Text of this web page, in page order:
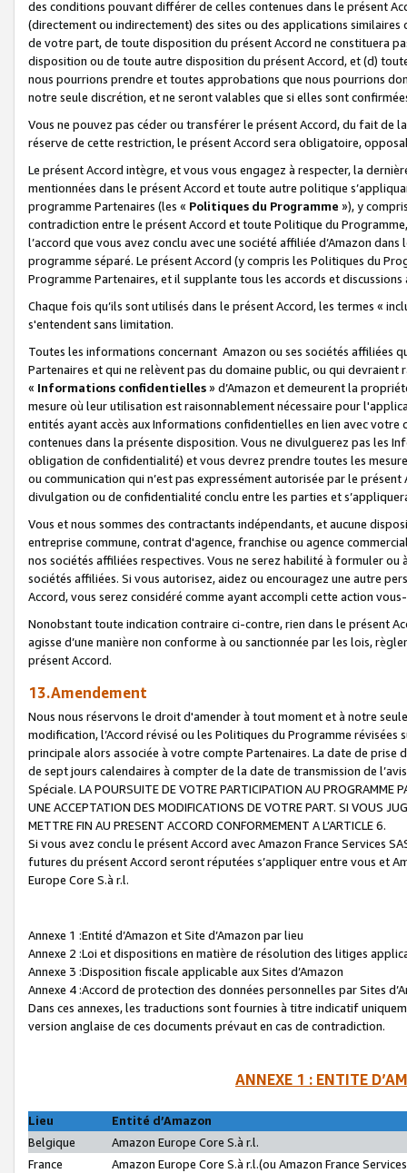
des conditions pouvant différer de celles contenues dans le présent
(directement ou indirectement) des sites ou des applications
de votre part, de toute disposition du présent Accord ne constituera
disposition ou de toute autre disposition du présent Accord, et (d)
nous pourrions prendre et toutes approbations que nous pourrions
notre seule discrétion, et ne seront valables que si elles sont
Vous ne pouvez pas céder ou transférer le présent Accord, du fait de
réserve de cette restriction, le présent Accord sera obligatoire,
Le présent Accord intègre, et vous vous engagez à respecter, la
mentionnées dans le présent Accord et toute autre politique
programme Partenaires (les « Politiques du Programme »), y
contradiction entre le présent Accord et toute Politique du
l’accord que vous avez conclu avec une société affiliée d’Amazon
programme séparé. Le présent Accord (y compris les Politiques du
Programme Partenaires, et il supplante tous les accords et discussions
Chaque fois qu’ils sont utilisés dans le présent Accord, les termes «
s'entendent sans limitation.
Toutes les informations concernant Amazon ou ses sociétés affiliées
Partenaires et qui ne relèvent pas du domaine public, ou qui
« Informations confidentielles» d’Amazon et demeurent la
mesure où leur utilisation est raisonnablement nécessaire pour
entités ayant accès aux Informations confidentielles en lien avec
contenues dans la présente disposition. Vous ne divulguerez pas les
obligation de confidentialité) et vous devrez prendre toutes les
ou communication qui n’est pas expressément autorisée par le
divulgation ou de confidentialité conclu entre les parties et
Vous et nous sommes des contractants indépendants, et aucune
entreprise commune, contrat d'agence, franchise ou agence
nos sociétés affiliées respectives. Vous ne serez habilité à formuler
sociétés affiliées. Si vous autorisez, aidez ou encouragez une autre
Accord, vous serez considéré comme ayant accompli cette action
Nonobstant toute indication contraire ci-contre, rien dans le présent
agisse d’une manière non conforme à ou sanctionnée par les lois,
présent Accord.
13.Amendement
Nous nous réservons le droit d'amender à tout moment et à notre
modification, l’Accord révisé ou les Politiques du Programme
principale alors associée à votre compte Partenaires. La date de
de sept jours calendaires à compter de la date de transmission de
Spéciale. LA POURSUITE DE VOTRE PARTICIPATION AU PROGRAMME
UNE ACCEPTATION DES MODIFICATIONS DE VOTRE PART. SI VOUS
METTRE FIN AU PRESENT ACCORD CONFORMEMENT A L’ARTICLE 6.
Si vous avez conclu le présent Accord avec Amazon France Services
futures du présent Accord seront réputées s’appliquer entre vous et
Europe Core S.à r.l.
Annexe 1 :Entité d’Amazon et Site d’Amazon par lieu
Annexe 2 :Loi et dispositions en matière de résolution des litiges
Annexe 3 :Disposition fiscale applicable aux Sites d’Amazon
Annexe 4 :Accord de protection des données personnelles par Sites
Dans ces annexes, les traductions sont fournies à titre indicatif
version anglaise de ces documents prévaut en cas de contradiction.
ANNEXE 1 : ENTITE
Lieu
Entité d’Amazon
Belgique
Amazon Europe Core S.à r.l.
France
Amazon Europe Core S.à r.l.(ou Amazon France